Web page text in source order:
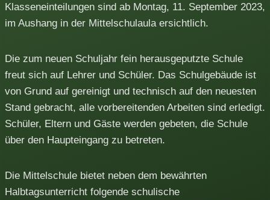
Klasseneinteilungen sind ab Montag, 11. September 2023,
im Aushang in der Mittelschulaula ersichtlich.
Die zum neuen Schuljahr fein herausgeputzte Schule
freut sich auf Lehrer und Schüler. Das Schulgebäude ist
von Grund auf gereinigt und technisch auf den neuesten
Stand gebracht, alle vorbereitenden Arbeiten sind erledigt.
Schüler, Eltern und Gäste werden gebeten, die Schule
über den Haupteingang zu betreten.
Die Mittelschule bietet neben dem bewährten
Halbtagsunterricht folgende schulische